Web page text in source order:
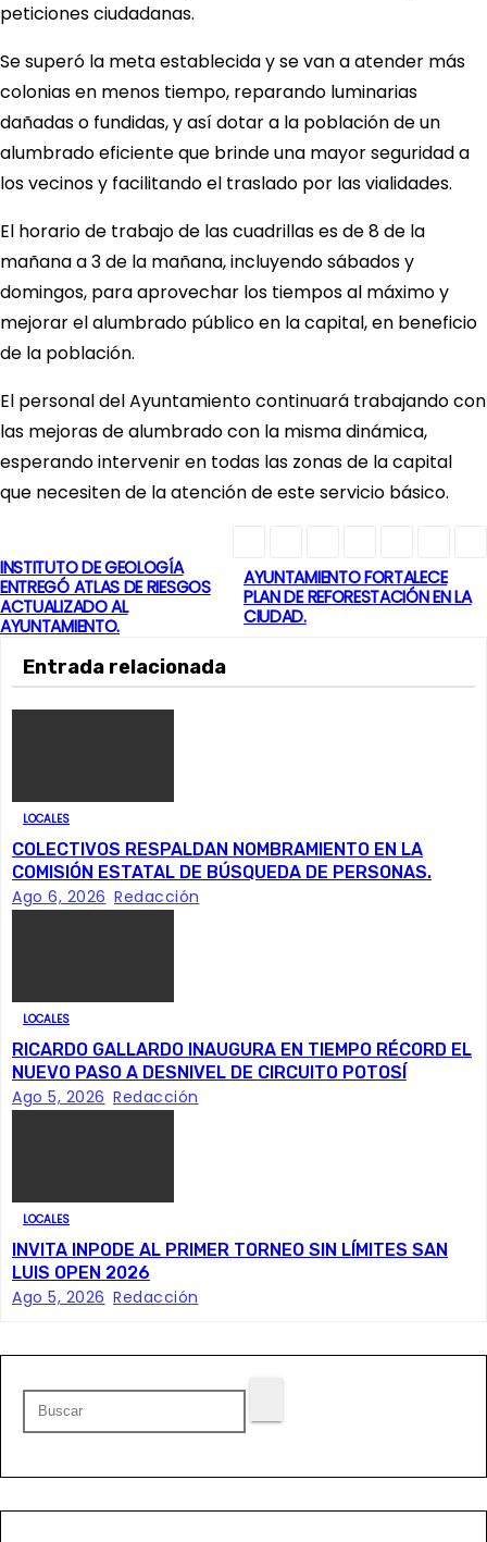
peticiones ciudadanas.
Se superó la meta establecida y se van a atender más
colonias en menos tiempo, reparando luminarias
dañadas o fundidas, y así dotar a la población de un
alumbrado eficiente que brinde una mayor seguridad a
los vecinos y facilitando el traslado por las vialidades.
El horario de trabajo de las cuadrillas es de 8 de la
mañana a 3 de la mañana, incluyendo sábados y
domingos, para aprovechar los tiempos al máximo y
mejorar el alumbrado público en la capital, en beneficio
de la población.
El personal del Ayuntamiento continuará trabajando con
las mejoras de alumbrado con la misma dinámica,
esperando intervenir en todas las zonas de la capital
que necesiten de la atención de este servicio básico.
N
a
e
a
c
n
d
e
r
a
d
AYUNTAMIENTO FORTALECE
PLAN DE REFORESTACIÓN EN LA
CIUDAD.
INSTITUTO DE GEOLOGÍA
ENTREGÓ ATLAS DE RIESGOS
ACTUALIZADO AL
AYUNTAMIENTO.
Entrada relacionada
LOCALES
COLECTIVOS RESPALDAN NOMBRAMIENTO EN LA
COMISIÓN ESTATAL DE BÚSQUEDA DE PERSONAS.
Ago 6, 2026 Redacción
LOCALES
RICARDO GALLARDO INAUGURA EN TIEMPO RÉCORD EL
NUEVO PASO A DESNIVEL DE CIRCUITO POTOSÍ
Ago 5, 2026 Redacción
LOCALES
INVITA INPODE AL PRIMER TORNEO SIN LÍMITES SAN
LUIS OPEN 2026
Ago 5, 2026 Redacción